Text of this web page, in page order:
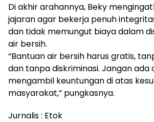
Di akhir arahannya, Beky
jajaran agar bekerja penuh
dan tidak memungut biaya dalam
air bersih.
“Bantuan air bersih harus gratis,
dan tanpa diskriminasi. Jangan ada
mengambil keuntungan di atas
masyarakat,” pungkasnya.
Jurnalis : Etok